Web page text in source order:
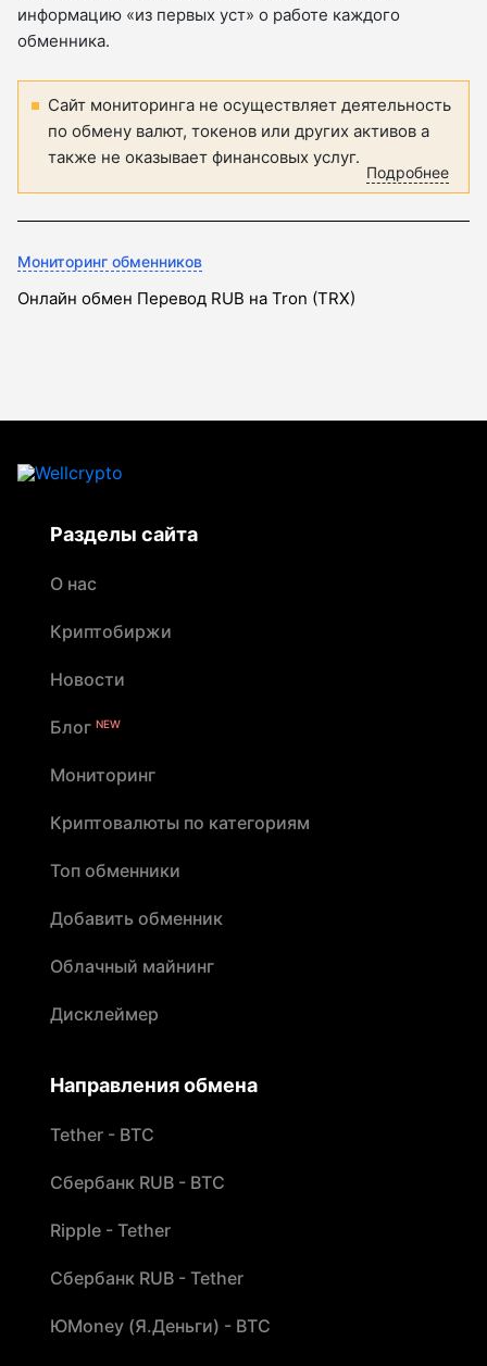
информацию «из первых уст» о работе каждого
обменника.
Сайт мониторинга не осуществляет деятельность
по обмену валют, токенов или других активов а
также не оказывает финансовых услуг.
Подробнее
Мониторинг обменников
Онлайн обмен Перевод RUB на Tron (TRX)
Разделы сайта
О нас
Криптобиржи
Новости
Блог NEW
Мониторинг
Криптовалюты по категориям
Топ обменники
Добавить обменник
Облачный майнинг
Дисклеймер
Направления обмена
Tether - BTC
Сбербанк RUB - BTC
Ripple - Tether
Сбербанк RUB - Tether
ЮMoney (Я.Деньги) - BTC